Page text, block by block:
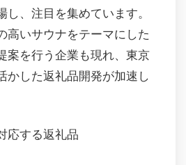
し、注目を集めています。
高いサウナをテーマにした
案を行う企業も現れ、東京
かした返礼品開発が加速し
応する返礼品